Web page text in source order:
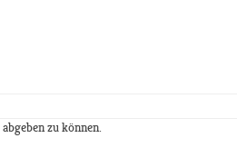
zu können.